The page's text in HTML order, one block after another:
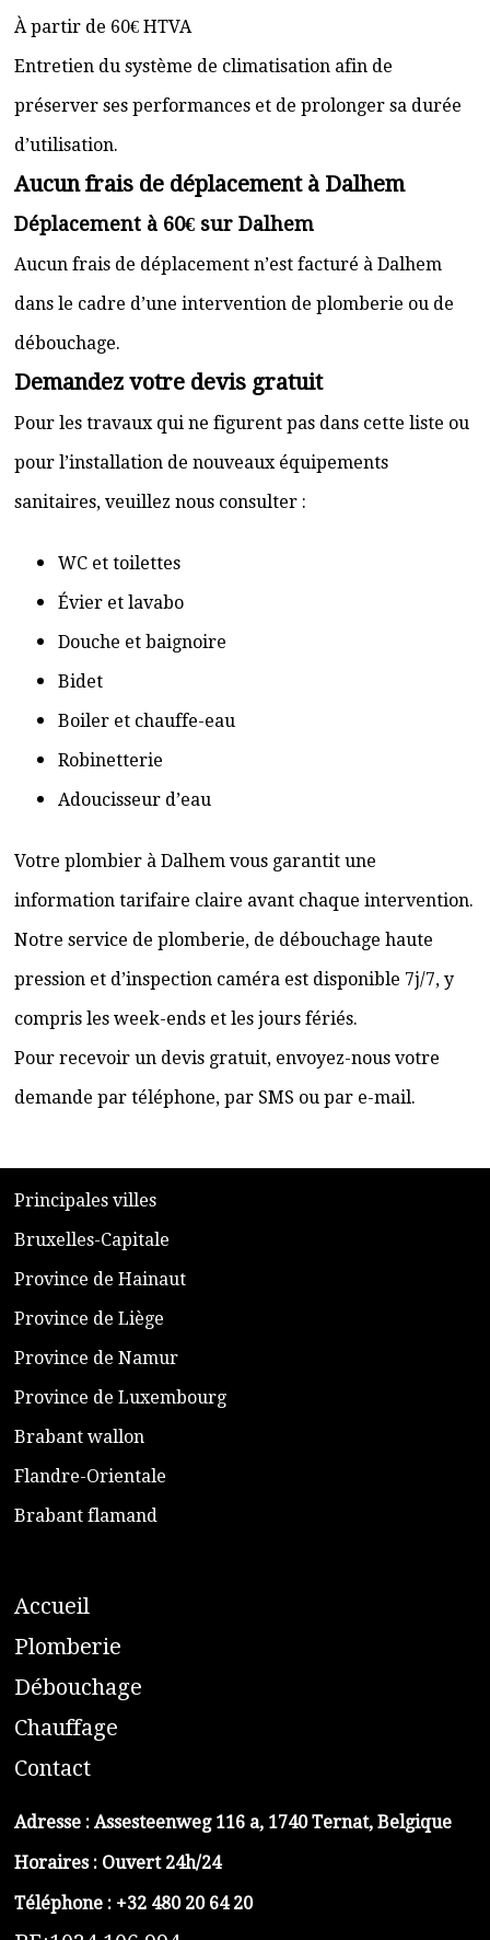
À partir de 60€ HTVA
Entretien du système de climatisation afin de
préserver ses performances et de prolonger sa durée
d’utilisation.
Aucun frais de déplacement à Dalhem
Déplacement à 60€ sur Dalhem
Aucun frais de déplacement n’est facturé à Dalhem
dans le cadre d’une intervention de plomberie ou de
débouchage.
Demandez votre devis gratuit
Pour les travaux qui ne figurent pas dans cette liste ou
pour l’installation de nouveaux équipements
sanitaires, veuillez nous consulter :
WC et toilettes
Évier et lavabo
Douche et baignoire
Bidet
Boiler et chauffe-eau
Robinetterie
Adoucisseur d’eau
Votre plombier à Dalhem vous garantit une
information tarifaire claire avant chaque intervention.
Notre service de plomberie, de débouchage haute
pression et d’inspection caméra est disponible 7j/7, y
compris les week-ends et les jours fériés.
Pour recevoir un devis gratuit, envoyez-nous votre
demande par téléphone, par SMS ou par e-mail.
​Principales villes
​Bruxelles-Capitale
​Province de Hainaut
Province de Liège
​Province de Namur
​Province de Luxembourg
​Brabant wallon
​Flandre-Orientale
​Brabant flamand
Accueil
​Plomberie
Débouchage
Chauffage
Contact
Adresse : Assesteenweg 116 a, 1740 Ternat, Belgique
Horaires : Ouvert 24h/24
Téléphone : +32 480 20 64 20